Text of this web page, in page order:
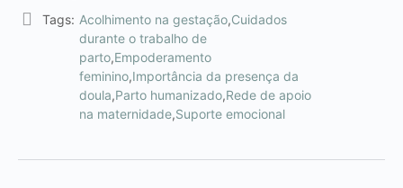
Tags: Acolhimento na gestação,Cuidados
durante o trabalho de
parto,Empoderamento
feminino,Importância da presença da
doula,Parto humanizado,Rede de apoio
na maternidade,Suporte emocional